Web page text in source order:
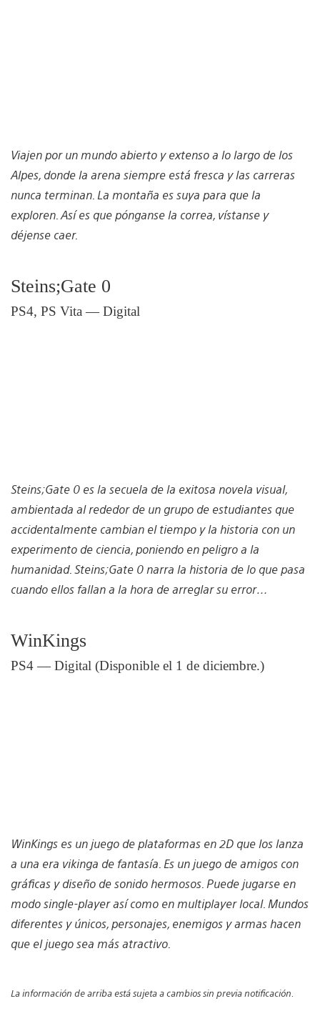
Viajen por un mundo abierto y extenso a lo largo de los
Alpes, donde la arena siempre está fresca y las carreras
nunca terminan. La montaña es suya para que la
exploren. Así es que pónganse la correa, vístanse y
déjense caer.
Steins;Gate 0
PS4, PS Vita — Digital
Steins;Gate 0 es la secuela de la exitosa novela visual,
ambientada al rededor de un grupo de estudiantes que
accidentalmente cambian el tiempo y la historia con un
experimento de ciencia, poniendo en peligro a la
humanidad. Steins;Gate 0 narra la historia de lo que pasa
cuando ellos fallan a la hora de arreglar su error…
WinKings
PS4 — Digital (Disponible el 1 de diciembre.)
WinKings es un juego de plataformas en 2D que los lanza
a una era vikinga de fantasía. Es un juego de amigos con
gráficas y diseño de sonido hermosos. Puede jugarse en
modo single-player así como en multiplayer local. Mundos
diferentes y únicos, personajes, enemigos y armas hacen
que el juego sea más atractivo.
La información de arriba está sujeta a cambios sin previa notificación.